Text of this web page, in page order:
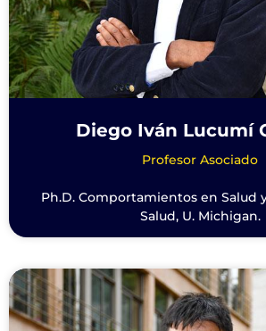
Diego Iván Lucumí
Profesor Asociado
Ph.D. Comportamientos en Salud
Salud, U. Michigan.